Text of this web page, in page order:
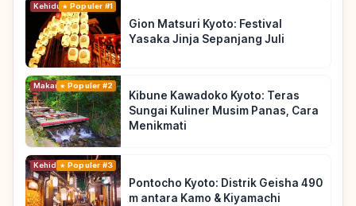
KehidupanPopuler #1
Gion Matsuri Kyoto: Festival
Yasaka Jinja Sepanjang Juli
MakananPopuler #2
Kibune Kawadoko Kyoto: Teras
Sungai Kuliner Musim Panas, Cara
Menikmati
KehidupanPopuler #3
Pontocho Kyoto: Distrik Geisha 490
m antara Kamo & Kiyamachi